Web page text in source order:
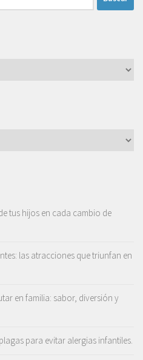
tus hijos en cada cambio de
las atracciones que triunfan en
en familia: sabor, diversión y
para evitar alergias infantiles.